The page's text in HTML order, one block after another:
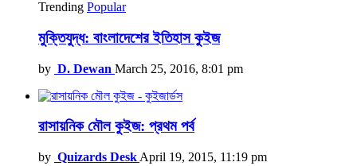
Trending Popular
মুক্তিযুদ্ধ: বাংলাদেশের ইতিহাস কুইজ
by D. Dewan March 25, 2016, 8:01 pm
রাসায়নিক মৌল কুইজ: প্রথম পর্ব
by Quizards Desk April 19, 2015, 11:19 pm